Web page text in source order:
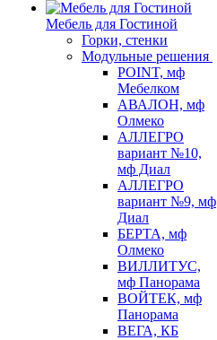
Мебель для Гостиной
Горки, стенки
Модульные решения
POINT, мф
Мебелком
АВАЛОН, мф
Олмеко
АЛЛЕГРО
вариант №10,
мф Диал
АЛЛЕГРО
вариант №9, мф
Диал
БЕРТА, мф
Олмеко
ВИЛЛИТУС,
мф Панорама
ВОЙТЕК, мф
Панорама
ВЕГА, КБ